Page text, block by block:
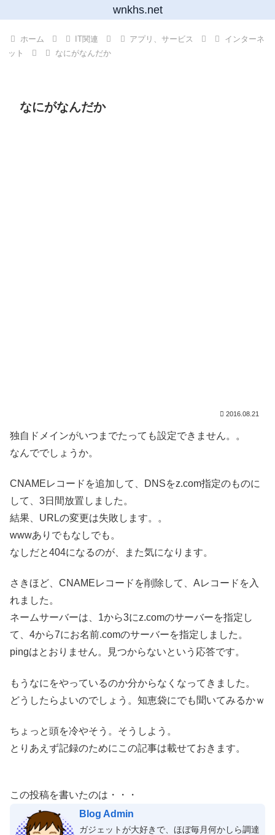
wnkhs.net
ホーム IT関連 アプリ、サービス
インターネ
ット
なにがなんだか
なにがなんだか
2016.08.21
独自ドメインがいつまでたっても設定できません。。
なんででしょうか。
CNAMEレコードを追加して、DNSをz.com指定のものに
して、3日間放置しました。
結果、URLの変更は失敗します。。
wwwありでもなしでも。
なしだと404になるのが、また気になります。
さきほど、CNAMEレコードを削除して、Aレコードを入
れました。
ネームサーバーは、1から3にz.comのサーバーを指定し
て、4から7にお名前.comのサーバーを指定しました。
pingはとおりません。見つからないという応答です。
もうなにをやっているのか分からなくなってきました。
どうしたらよいのでしょう。知恵袋にでも聞いてみるかｗ
ちょっと頭を冷やそう。そうしよう。
とりあえず記録のためにこの記事は載せておきます。
この投稿を書いたのは・・・
Blog Admin
ガジェットが大好きで、ほぼ毎月何かしら調達